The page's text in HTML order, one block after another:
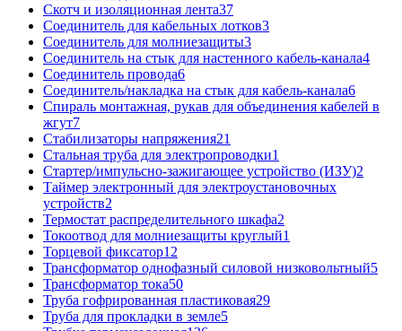
Скотч и изоляционная лента37
Соединитель для кабельных лотков3
Соединитель для молниезащиты3
Соединитель на стык для настенного кабель-канала4
Соединитель провода6
Соединитель/накладка на стык для кабель-канала6
Спираль монтажная, рукав для объединения кабелей в
жгут7
Стабилизаторы напряжения21
Стальная труба для электропроводки1
Стартер/импульсно-зажигающее устройство (ИЗУ)2
Таймер электронный для электроустановочных
устройств2
Термостат распределительного шкафа2
Токоотвод для молниезащиты круглый1
Торцевой фиксатор12
Трансформатор однофазный силовой низковольтный5
Трансформатор тока50
Труба гофрированная пластиковая29
Труба для прокладки в земле5